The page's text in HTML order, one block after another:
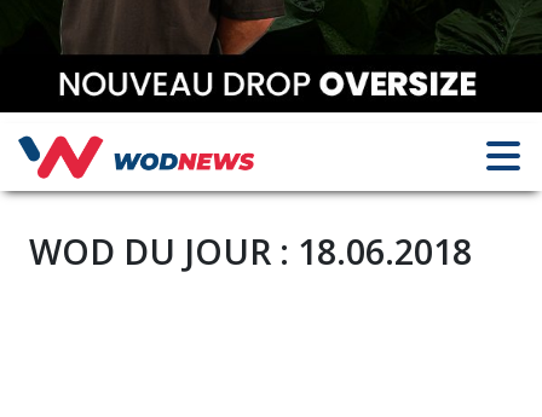
WOD DU JOUR : 18.06.2018